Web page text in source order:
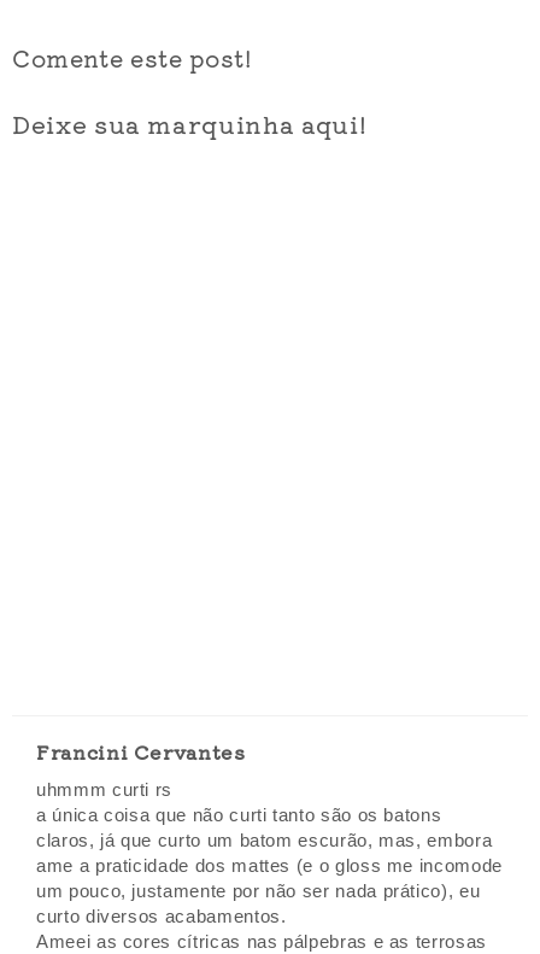
Comente este post!
Deixe sua marquinha aqui!
Francini Cervantes
uhmmm curti rs
a única coisa que não curti tanto são os batons
claros, já que curto um batom escurão, mas, embora
ame a praticidade dos mattes (e o gloss me incomode
um pouco, justamente por não ser nada prático), eu
curto diversos acabamentos.
Ameei as cores cítricas nas pálpebras e as terrosas